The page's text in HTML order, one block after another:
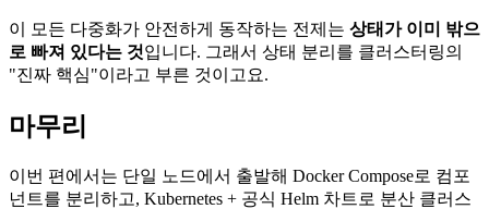
이 모든 다중화가 안전하게 동작하는 전제는 상태가 이미 밖으
로 빠져 있다는 것입니다. 그래서 상태 분리를 클러스터링의
"진짜 핵심"이라고 부른 것이고요.
마무리
이번 편에서는 단일 노드에서 출발해 Docker Compose로 컴포
넌트를 분리하고, Kubernetes + 공식 Helm 차트로 분산 클러스